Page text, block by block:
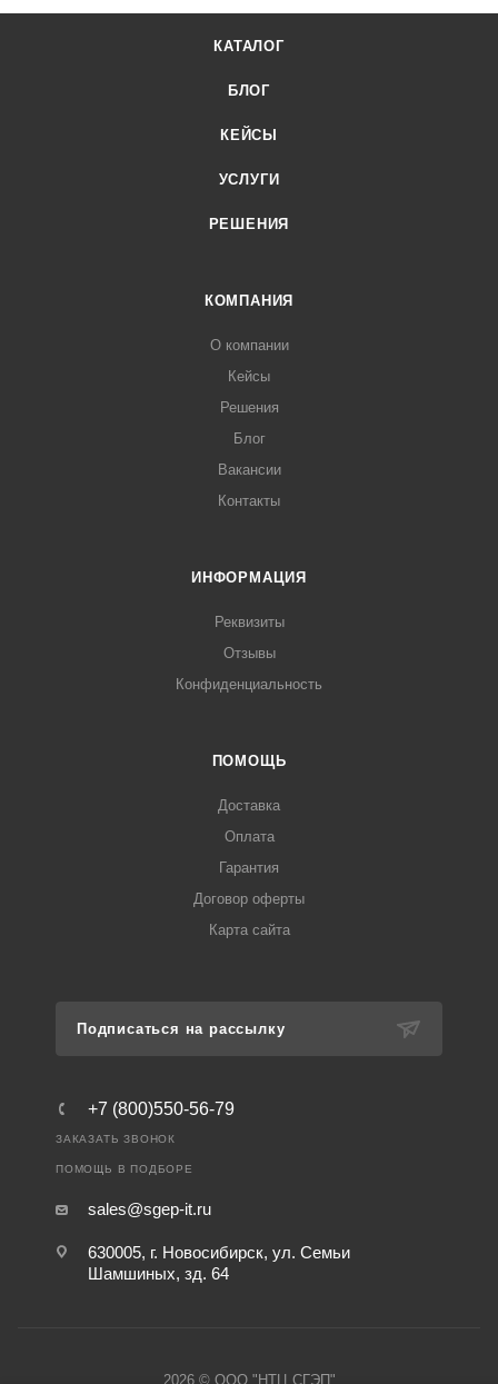
КАТАЛОГ
БЛОГ
КЕЙСЫ
УСЛУГИ
РЕШЕНИЯ
КОМПАНИЯ
О компании
Кейсы
Решения
Блог
Вакансии
Контакты
ИНФОРМАЦИЯ
Реквизиты
Отзывы
Конфиденциальность
ПОМОЩЬ
Доставка
Оплата
Гарантия
Договор оферты
Карта сайта
Подписаться на рассылку
+7 (800)550-56-79
ЗАКАЗАТЬ ЗВОНОК
ПОМОЩЬ В ПОДБОРЕ
sales@sgep-it.ru
630005, г. Новосибирск, ул. Семьи
Шамшиных, зд. 64
2026 © ООО "НТЦ СГЭП"